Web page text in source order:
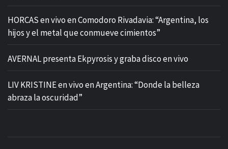
HORCAS en vivo en Comodoro Rivadavia: “Argentina, los
hijos y el metal que conmueve cimientos”
AVERNAL presenta Ekpyrosis y graba disco en vivo
LIV KRISTINE en vivo en Argentina: “Donde la belleza
abraza la oscuridad”